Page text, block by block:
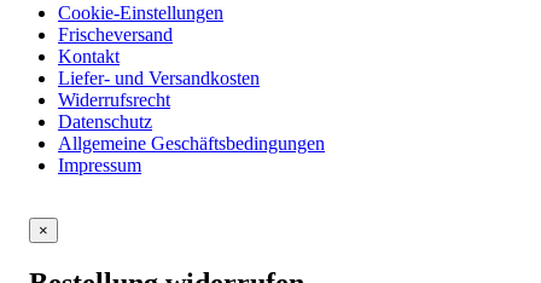
Cookie-Einstellungen
Frischeversand
Kontakt
Liefer- und Versandkosten
Widerrufsrecht
Datenschutz
Allgemeine Geschäftsbedingungen
Impressum
×